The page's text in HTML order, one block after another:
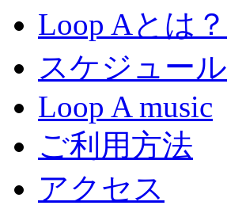
Loop Aとは？
スケジュール
Loop A music
ご利用方法
アクセス